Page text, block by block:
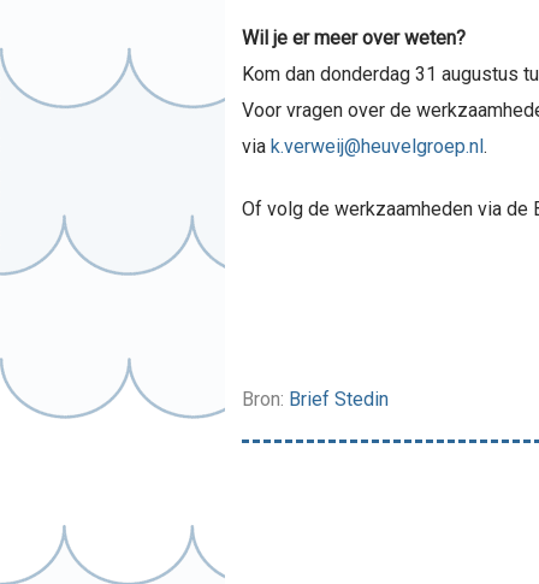
Wil je er meer over weten?
Kom dan donderdag 31 augustus
Voor vragen over de
via k.verweij@heuvelgroep.nl.
Of volg de werkzaamheden via de
Bron: Brief Stedin